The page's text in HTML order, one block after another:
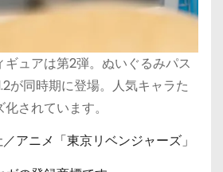
ュアは第2弾。ぬいぐるみパス
が同時期に登場。人気キャラた
されています。
アニメ「東京リベンジャーズ」